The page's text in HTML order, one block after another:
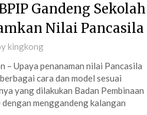
Gandeng Sekolah
Nilai Pancasila
kingkong
– Upaya penanaman nilai Pancasila
cara dan model sesuai
yang dilakukan Badan Pembinaan
menggandeng kalangan